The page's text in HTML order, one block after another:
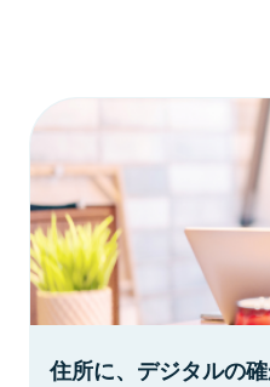
住所に、デジタルの確